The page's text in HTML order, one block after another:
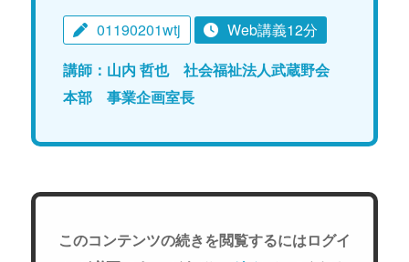
01190201wtj
Web講義12分
講師：山内 哲也 社会福祉法人武蔵野会
本部 事業企画室長
このコンテンツの続きを閲覧するにはログイ